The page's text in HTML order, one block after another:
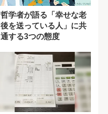
哲学者が語る「幸せな老
後を送っている人」に共
通する3つの態度